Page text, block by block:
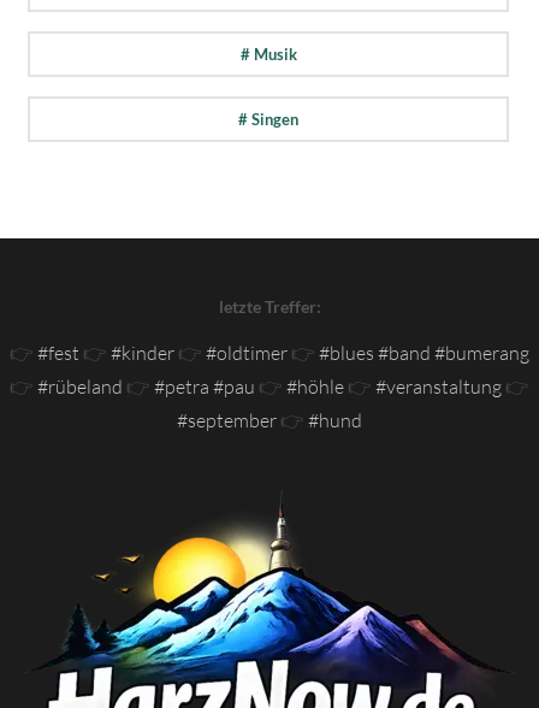
# Musik
# Singen
letzte Treffer:
👉 #fest 👉 #kinder 👉 #oldtimer 👉 #blues #band #bumerang
👉 #rübeland 👉 #petra #pau 👉 #höhle 👉 #veranstaltung 👉
#september 👉 #hund